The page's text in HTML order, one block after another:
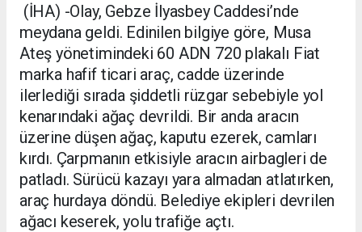
(İHA) -Olay, Gebze İlyasbey Caddesi’nde
meydana geldi. Edinilen bilgiye göre, Musa
Ateş yönetimindeki 60 ADN 720 plakalı Fiat
marka hafif ticari araç, cadde üzerinde
ilerlediği sırada şiddetli rüzgar sebebiyle yol
kenarındaki ağaç devrildi. Bir anda aracın
üzerine düşen ağaç, kaputu ezerek, camları
kırdı. Çarpmanın etkisiyle aracın airbagleri de
patladı. Sürücü kazayı yara almadan atlatırken,
araç hurdaya döndü. Belediye ekipleri devrilen
ağacı keserek, yolu trafiğe açtı.